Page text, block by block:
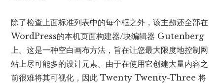
除了检查上面标准列表中的每个框之外，该主题还全部在
WordPress的本机页面构建器/块编辑器 Gutenberg
上。这是一种空白画布方法，旨在让您最大限度地控制网
站上尽可能多的设计元素。由于在使用它创建大量内容之
前很难将其可视化，因此 Twenty Twenty-Three 将